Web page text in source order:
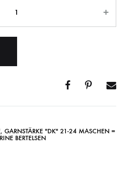
, GARNSTÄRKE "DK" 21-24 MASCHEN =
BERTELSEN